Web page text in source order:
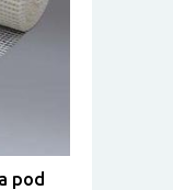
pod